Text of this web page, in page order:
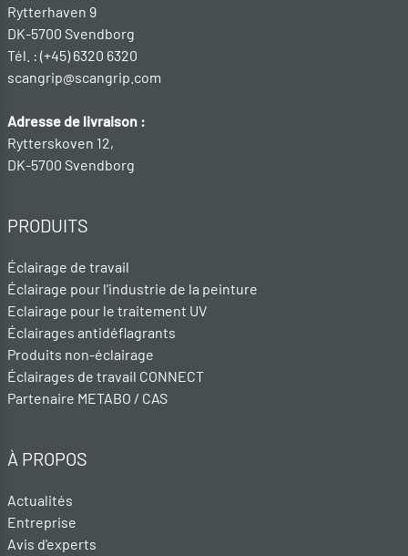
Rytterhaven 9
DK-5700 Svendborg
Tél. : (+45) 6320 6320
scangrip@scangrip.com
Adresse de livraison :
Rytterskoven 12,
DK-5700 Svendborg
PRODUITS
Éclairage de travail
Éclairage pour l'industrie de la peinture
Eclairage pour le traitement UV
Éclairages antidéflagrants
Produits non-éclairage
Éclairages de travail CONNECT
Partenaire METABO / CAS
À PROPOS
Actualités
Entreprise
Avis d'experts